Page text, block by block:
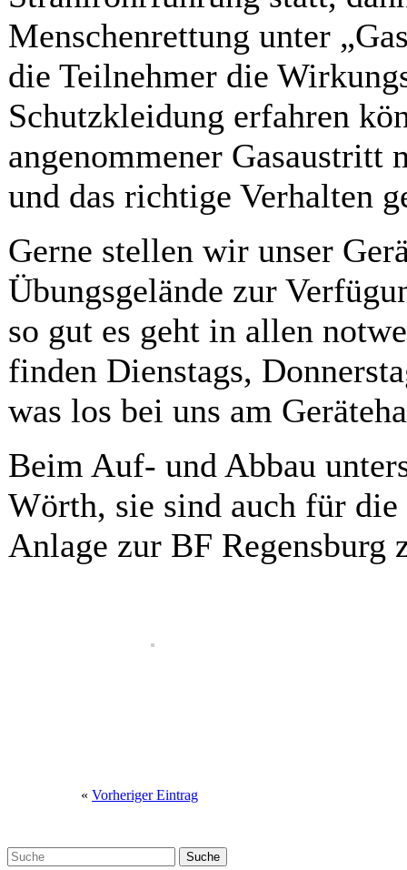
Menschenrettung unter
die Teilnehmer die
Schutzkleidung erfahren
angenommener Gasaustritt
und das richtige Verhalten
Gerne stellen wir unser
Übungsgelände zur
so gut es geht in allen
finden Dienstags,
was los bei uns am
Beim Auf- und Abbau
Wörth, sie sind auch für
Anlage zur BF Regensburg
« Vorheriger Eintrag